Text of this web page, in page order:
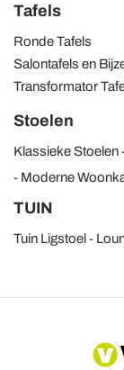
Tafels
Ronde Tafels
Salontafels en
Transformator
Stoelen
Klassieke Stoelen
Moderne
TUIN
Tuin Ligstoel